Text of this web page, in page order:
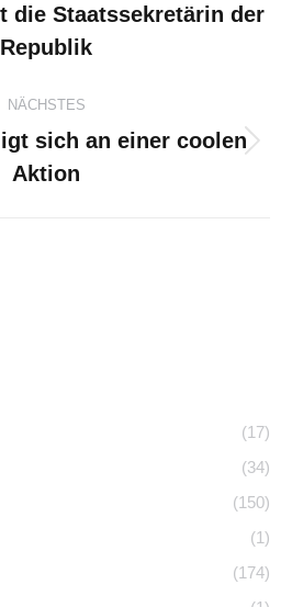
Vorheriger
Beitrag:
die Staatssekretärin der
Republik
NÄCHSTES
Nächster
Beitrag:
sich an einer coolen
Aktion
(17)
(34)
(150)
(1)
(174)